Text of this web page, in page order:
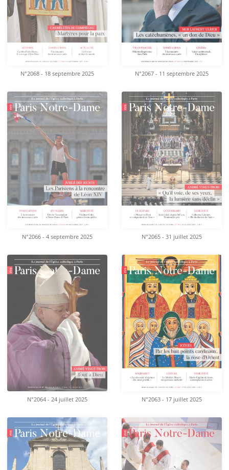
N°2068 - 18 septembre 2025 N°2067 - 11 septembre 2025
N°2066 - 4 septembre 2025 N°2065 - 31 juillet 2025
N°2064 - 24 juillet 2025 N°2063 - 17 juillet 2025